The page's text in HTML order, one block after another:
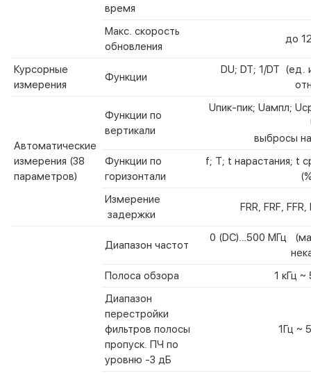
время
Макс. скорость
обновления
до
Курсорные
измерения
Функции
DU; DT; 1/DT (ед.
Автоматические
измерения (38
параметров)
Функции по
вертикали
Uпик-пик; Uампл;
выбросы
Функции по
горизонтали
f; T; t нарастания; t
Измерение
задержки
FRR, FRF,
Диапазон частот
0 (DC)…500 МГц
Полоса обзора
1 кГц
Диапазон
перестройки
фильтров полосы
пропуск. ПЧ по
уровню -3 дБ
1Гц ~